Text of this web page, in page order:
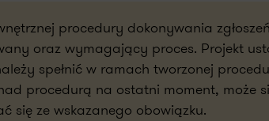
procedury dokonywania
oraz wymagający proces. Projekt
spełnić w ramach tworzonej
procedurą na ostatni moment, może
się ze wskazanego obowiązku.